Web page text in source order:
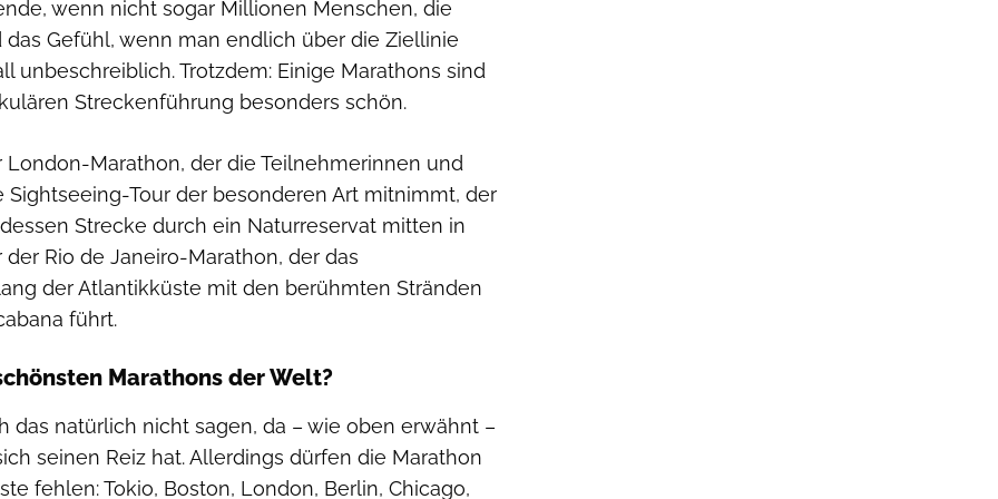
wenn nicht sogar Millionen Menschen, die
Gefühl, wenn man endlich über die Ziellinie
unbeschreiblich. Trotzdem: Einige Marathons sind
Streckenführung besonders schön.
London-Marathon, der die Teilnehmerinnen und
Sightseeing-Tour der besonderen Art mitnimmt, der
Strecke durch ein Naturreservat mitten in
Rio de Janeiro-Marathon, der das
der Atlantikküste mit den berühmten Stränden
führt.
Marathons der Welt?
das natürlich nicht sagen, da – wie oben erwähnt –
seinen Reiz hat. Allerdings dürfen die Marathon
fehlen: Tokio, Boston, London, Berlin, Chicago,